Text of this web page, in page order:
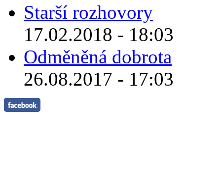
Starší rozhovory
17.02.2018 - 18:03
Odměněná dobrota
26.08.2017 - 17:03